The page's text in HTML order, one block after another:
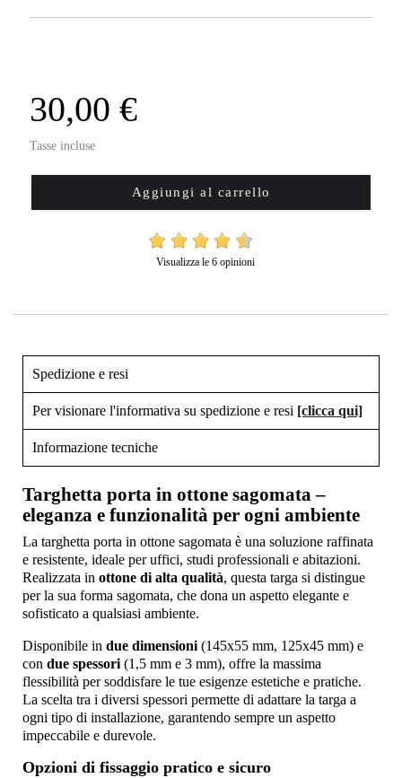
30,00 €
Tasse incluse
Aggiungi al carrello
Visualizza le 6 opinioni
Spedizione e resi
Per visionare l'informativa su spedizione e resi [clicca qui]
Informazione tecniche
Targhetta porta in ottone sagomata –
eleganza e funzionalità per ogni ambiente
La targhetta porta in ottone sagomata è una soluzione raffinata
e resistente, ideale per uffici, studi professionali e abitazioni.
Realizzata in ottone di alta qualità, questa targa si distingue
per la sua forma sagomata, che dona un aspetto elegante e
sofisticato a qualsiasi ambiente.
Disponibile in due dimensioni (145x55 mm, 125x45 mm) e
con due spessori (1,5 mm e 3 mm), offre la massima
flessibilità per soddisfare le tue esigenze estetiche e pratiche.
La scelta tra i diversi spessori permette di adattare la targa a
ogni tipo di installazione, garantendo sempre un aspetto
impeccabile e durevole.
Opzioni di fissaggio pratico e sicuro